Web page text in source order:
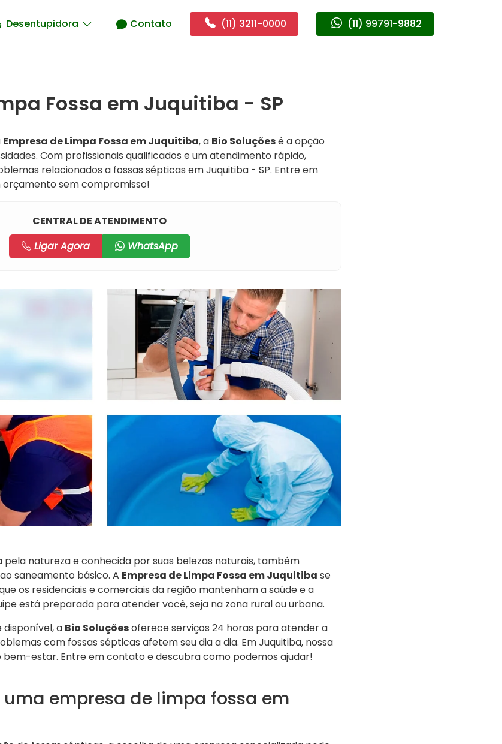
Desentupidora Contato (11) 3211-0000 (11) 99791-9882
Fossa em Juquitiba - SP
Empresa de Limpa Fossa em Juquitiba, a Bio Soluçõesé a opção
Com profissionais qualificados e um atendimento rápido,
relacionados a fossas sépticas em Juquitiba - SP. Entre em
sem compromisso!
CENTRAL DE ATENDIMENTO
Ligar Agora
WhatsApp
natureza e conhecida por suas belezas naturais, também
saneamento básico. A Empresa de Limpa Fossa em Juquitiba se
os residenciais e comerciais da região mantenham a saúde e a
está preparada para atender você, seja na zona rural ou urbana.
a Bio Soluçõesoferece serviços 24 horas para atender a
com fossas sépticas afetem seu dia a dia. Em Juquitiba, nossa
bem-estar. Entre em contato e descubra como podemos ajudar!
uma empresa de limpa fossa em